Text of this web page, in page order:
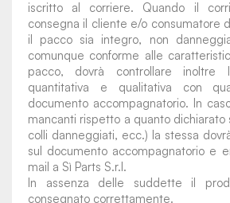
iscritto al corriere. Quando il
consegna il cliente e/o consumatore
il pacco sia integro, non
comunque conforme alle
pacco, dovrà controllare inoltre
quantitativa e qualitativa con
documento accompagnatorio. In
mancanti rispetto a quanto
colli danneggiati, ecc.) la stessa
sul documento accompagnatorio e
mail a Sì Parts S.r.l.
In assenza delle suddette il
consegnato correttamente.